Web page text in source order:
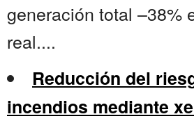
generación total –38%
real....
Reducción del
incendios mediante